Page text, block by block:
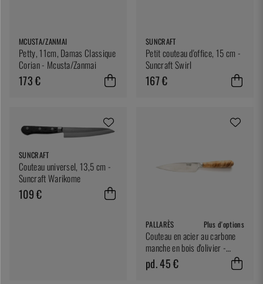
MCUSTA/ZANMAI
Petty, 11cm, Damas Classique
Corian - Mcusta/Zanmai
173 €
SUNCRAFT
Petit couteau d'office, 15 cm -
Suncraft Swirl
167 €
SUNCRAFT
Couteau universel, 13,5 cm -
Suncraft Warikome
109 €
PALLARÈS Plus d'options
Couteau en acier au carbone
manche en bois d'olivier -
Pallarès
pd. 45 €